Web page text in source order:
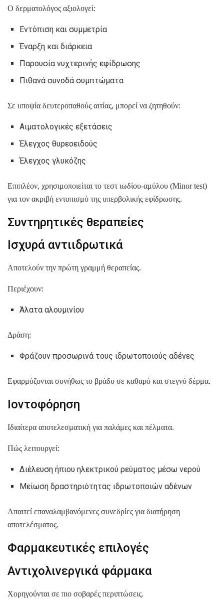
Ο δερματολόγος αξιολογεί:
Εντόπιση και συμμετρία
Έναρξη και διάρκεια
Παρουσία νυχτερινής εφίδρωσης
Πιθανά συνοδά συμπτώματα
Σε υποψία δευτεροπαθούς αιτίας, μπορεί να ζητηθούν:
Αιματολογικές εξετάσεις
Έλεγχος θυρεοειδούς
Έλεγχος γλυκόζης
Επιπλέον, χρησιμοποιείται το τεστ ιωδίου-αμύλου (Minor test)
για τον ακριβή εντοπισμό της υπερβολικής εφίδρωσης.
Συντηρητικές θεραπείες
Ισχυρά αντιιδρωτικά
Αποτελούν την πρώτη γραμμή θεραπείας.
Περιέχουν:
Άλατα αλουμινίου
Δράση:
Φράζουν προσωρινά τους ιδρωτοποιούς αδένες
Εφαρμόζονται συνήθως το βράδυ σε καθαρό και στεγνό δέρμα.
Ιοντοφόρηση
Ιδιαίτερα αποτελεσματική για παλάμες και πέλματα.
Πώς λειτουργεί:
Διέλευση ήπιου ηλεκτρικού ρεύματος μέσω νερού
Μείωση δραστηριότητας ιδρωτοποιών αδένων
Απαιτεί επαναλαμβανόμενες συνεδρίες για διατήρηση
αποτελέσματος.
Φαρμακευτικές επιλογές
Αντιχολινεργικά φάρμακα
Χορηγούνται σε πιο σοβαρές περιπτώσεις.